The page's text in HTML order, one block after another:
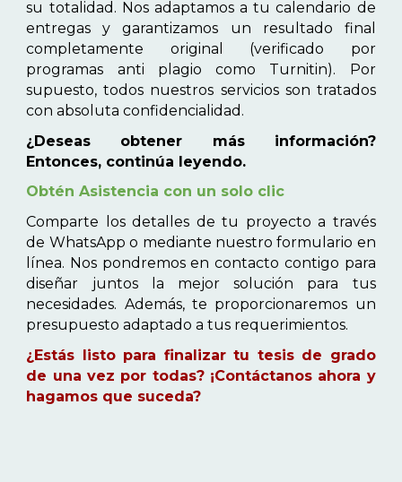
su totalidad. Nos adaptamos a tu calendario de
entregas y garantizamos un resultado final
completamente original (verificado por
programas anti plagio como Turnitin). Por
supuesto, todos nuestros servicios son tratados
con absoluta confidencialidad.
¿Deseas obtener más información?
Entonces, continúa leyendo.
Obtén Asistencia con un solo clic
Comparte los detalles de tu proyecto a través
de WhatsApp o mediante nuestro formulario en
línea. Nos pondremos en contacto contigo para
diseñar juntos la mejor solución para tus
necesidades. Además, te proporcionaremos un
presupuesto adaptado a tus requerimientos.
¿Estás listo para finalizar tu tesis de grado
de una vez por todas? ¡Contáctanos ahora y
hagamos que suceda?